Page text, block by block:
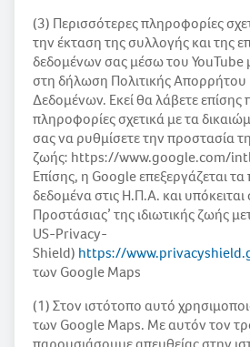
(3) Περισσότερες πληροφορίες
την έκταση της συλλογής και της
δεδομένων σας μέσω του YouTube
στη δήλωση Πολιτικής
Δεδομένων. Εκεί θα λάβετε επίσης
πληροφορίες σχετικά με τα
σας να ρυθμίσετε την προστασία
ζωής: https://www.google.com/
Επίσης, η Google επεξεργάζεται
δεδομένα στις Η.Π.Α. και υπόκειται
Προστάσιας’ της ιδιωτικής ζωής
US-Privacy-
Shield) https://
των Google Maps
(1) Στον ιστότοπο αυτό
των Google Maps. Με αυτόν τον